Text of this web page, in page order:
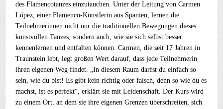
des Flamencotanzes einzutauchen. Unter der Leitung von Carmen
López, einer Flamenco-Künstlerin aus Spanien, lernen die
Teilnehmerinnen nicht nur die traditionellen Bewegungen dieses
kunstvollen Tanzes, sondern auch, wie sie sich selbst besser
kennenlernen und entfalten können. Carmen, die seit 17 Jahren in
Traunstein lebt, legt großen Wert darauf, dass jede Teilnehmerin
ihren eigenen Weg findet. „In diesem Raum darfst du einfach so
sein, wie du bist! Es gibt kein richtig oder falsch, denn so wie du es
machst, ist es perfekt“, erklärt sie mit Leidenschaft. Der Kurs wird
zu einem Ort, an dem sie ihre eigenen Grenzen überschreiten, sich